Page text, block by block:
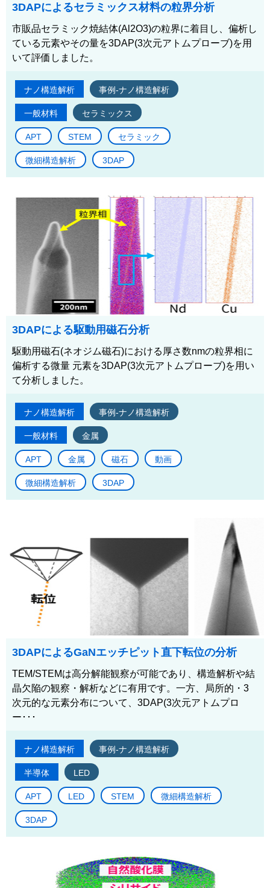
3DAPによるセラミックス材料の粒界分析
市販品セラミック焼結体(Al2O3)の粒界に着目し、偏析し
ている元素やその量を3DAP(3次元アトムプローブ)を用
いて評価しました。
ナノ構造解析 事例-ナノ構造解析
一般材料 セラミックス
APT STEM セラミック
微細構造解析 3DAP
3DAPによる駆動用磁石分析
駆動用磁石(ネオジム磁石)における厚さ数nmの粒界相に
偏析する微量 元素を3DAP(3次元アトムプローブ)を用い
て分析しました。
ナノ構造解析 事例-ナノ構造解析
一般材料 金属
APT 金属 磁石 動画
微細構造解析 3DAP
3DAPによるGaNエッチピット直下転位の分析
TEM/STEMは高分解能観察が可能であり、構造解析や結
晶欠陥の観察・解析などに有用です。一方、局所的・3
次元的な元素分布について、3DAP(3次元アトムプロ
ー･･･
ナノ構造解析 事例-ナノ構造解析
半導体 LED
APT LED STEM 微細構造解析
3DAP